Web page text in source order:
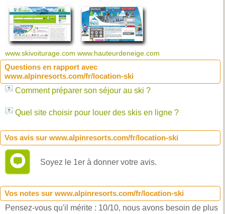
www.skivoiturage.com www.hauteurdeneige.com
Questions en rapport avec
www.alpinresorts.com/fr/location-ski
Comment préparer son séjour au ski ?
Quel site choisir pour louer des skis en ligne ?
Vos avis sur www.alpinresorts.com/fr/location-ski
Soyez le 1er à donner votre avis.
Vos notes sur www.alpinresorts.com/fr/location-ski
Pensez-vous qu'il mérite : 10/10, nous avons besoin de plus